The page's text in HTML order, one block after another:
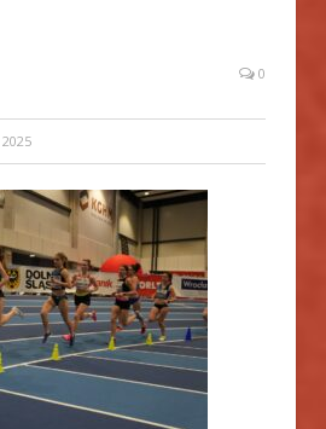
0